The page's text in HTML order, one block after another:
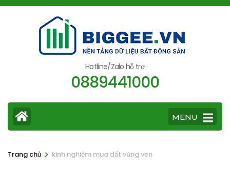
Bỏ
Enter)
Hotline/Zalo hỗ trợ
0889441000
MENU
Trang chủ > kinh nghiệm mua đất vùng ven